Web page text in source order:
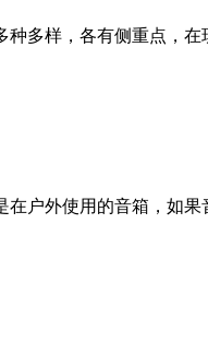
多样，各有侧重点，
户外使用的音箱，如